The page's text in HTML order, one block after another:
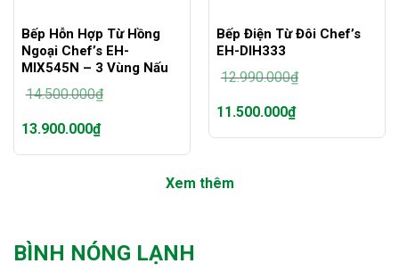
Bếp Hỗn Hợp Từ Hồng
Ngoại Chef’s EH-
MIX545N – 3 Vùng Nấu
14.500.000₫
gốc
là:
13.900.000₫
Giá
Bếp Điện Từ Đôi Chef’s
EH-DIH333
12.990.000₫
gốc
là:
11.500.000₫
Giá
là:
Xem thêm
BÌNH NÓNG LẠNH